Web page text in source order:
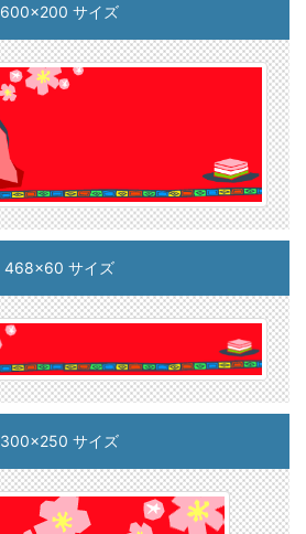
600x200 サイズ
468x60 サイズ
300x250 サイズ